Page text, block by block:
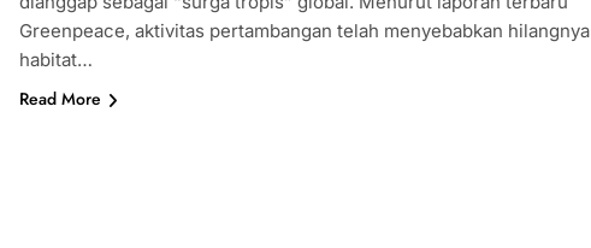
Greenpeace, aktivitas pertambangan telah menyebabkan hilangnya
habitat…
Read More